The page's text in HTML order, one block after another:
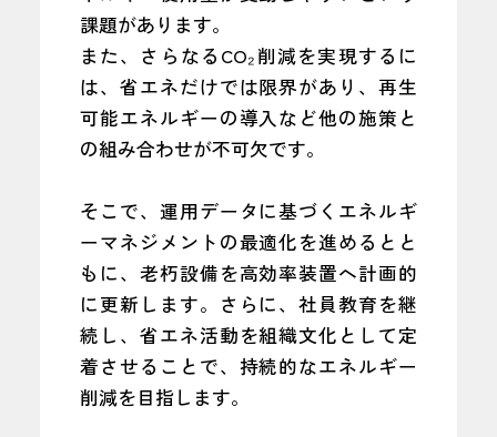
課題があります。
また、さらなるCO₂削減を実現するに
は、省エネだけでは限界があり、再生
可能エネルギーの導入など他の施策と
の組み合わせが不可欠です。
そこで、運用データに基づくエネルギ
ーマネジメントの最適化を進めるとと
もに、老朽設備を高効率装置へ計画的
に更新します。さらに、社員教育を継
続し、省エネ活動を組織文化として定
着させることで、持続的なエネルギー
削減を目指します。